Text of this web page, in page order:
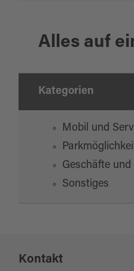
Alles auf
Kategorien
Mobil und
Geschäfte
Sonstiges
Kontakt